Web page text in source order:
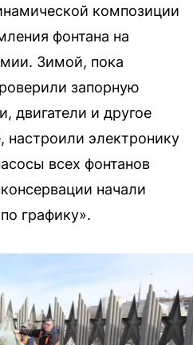
композиции
фонтана на
Зимой, пока
запорную
двигатели и другое
настроили электронику
всех фонтанов
начали
графику».